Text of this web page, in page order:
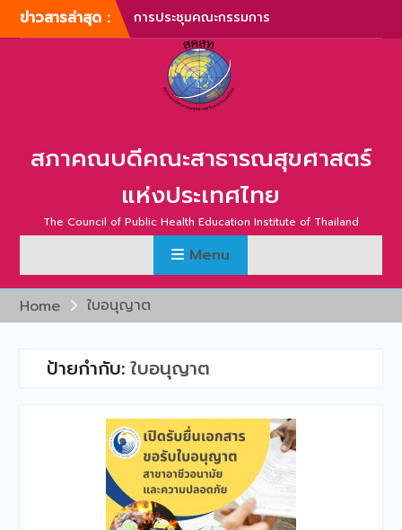
Skip
to
ข่าวสารล่าสุด :
การประชุมคณะกรรมการ
บริหารสภาคณบดีคณะ
สาธารณสุขศาสตร์แห่ง
ประเทศไทย ครั้งที่ 1/2567
การประชุมสามัญประจำปี
สภาคณบดีคณะสาธารณสุข
ที่ 1/2567
สามัญประจำปี สภาคณบดี
คณะสาธารณสุขศาสตร์แห่ง
ประเทศไทย ครั้งที่ 1/2566
การประชุมสามัญประจำปี
สภาคณบดีคณะสาธารณสุข
ศาสตร์แห่งประเทศไทย ครั้ง
ที่ 2/2565
ศาสตร์แห่งประเทศไทย ครั้ง
สภาคณบดีคณะสาธารณสุขศาสตร์
แห่งประเทศไทย
The Council of Public Health Education Institute of Thailand
Menu
Home ใบอนุญาต
ป้ายกำกับ:ใบอนุญาต